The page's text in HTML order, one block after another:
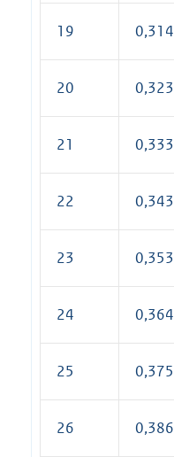
19 0,314
20 0,323
21 0,333
22 0,343
23 0,353
24 0,364
25 0,375
26 0,386